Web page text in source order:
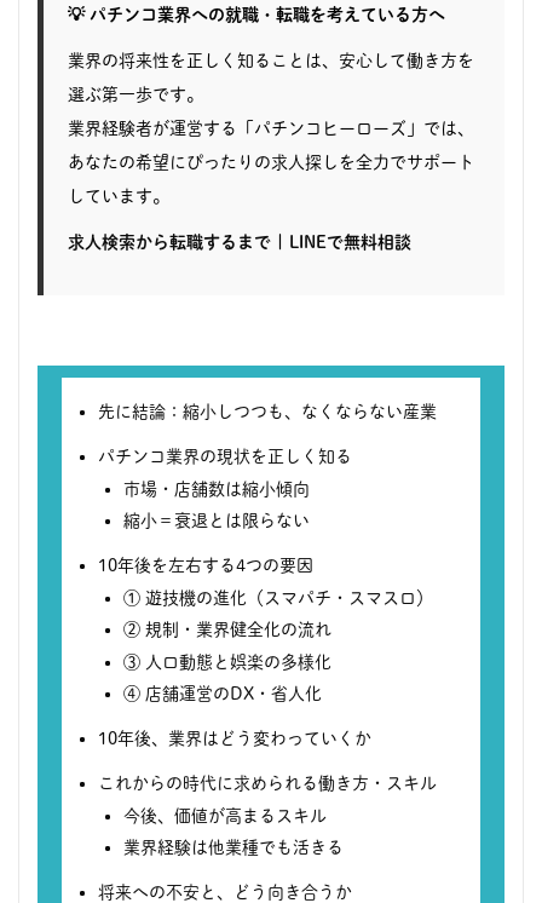
💡 パチンコ業界への就職・転職を考えている方へ
業界の将来性を正しく知ることは、安心して働き方を
選ぶ第一歩です。
業界経験者が運営する「パチンコヒーローズ」では、
あなたの希望にぴったりの求人探しを全力でサポート
しています。
求人検索から転職するまで LINEで無料相談
先に結論：縮小しつつも、なくならない産業
パチンコ業界の現状を正しく知る
市場・店舗数は縮小傾向
縮小＝衰退とは限らない
10年後を左右する4つの要因
① 遊技機の進化（スマパチ・スマスロ）
② 規制・業界健全化の流れ
③ 人口動態と娯楽の多様化
④ 店舗運営のDX・省人化
10年後、業界はどう変わっていくか
これからの時代に求められる働き方・スキル
今後、価値が高まるスキル
業界経験は他業種でも活きる
将来への不安と、どう向き合うか